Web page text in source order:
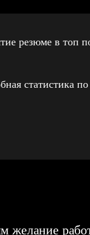
резюме в топ
статистика
желание